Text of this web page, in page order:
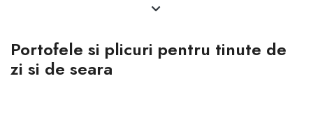
Portofele si plicuri pentru tinute de
zi si de seara